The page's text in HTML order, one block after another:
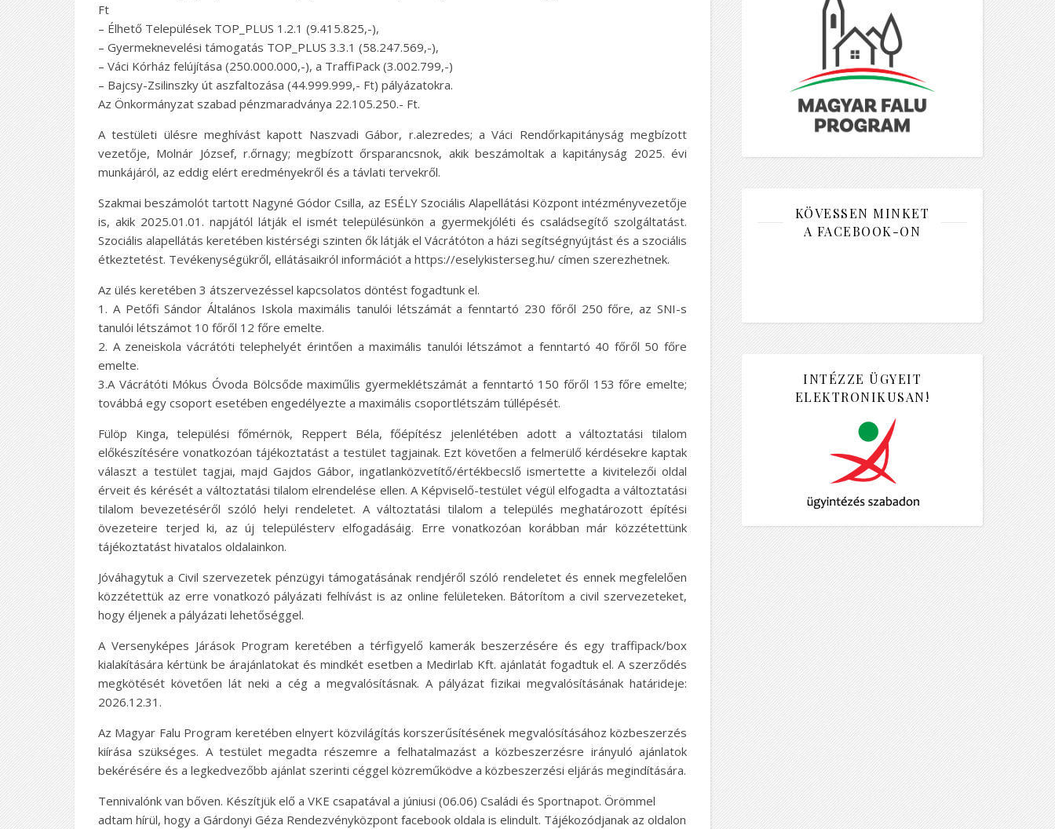
Ft
– Élhető Települések TOP_PLUS 1.2.1 (9.415.825,-),
– Gyermeknevelési támogatás TOP_PLUS 3.3.1 (58.247.569,-),
– Váci Kórház felújítása (250.000.000,-), a TraffiPack (3.002.799,-)
– Bajcsy-Zsilinszky út aszfaltozása (44.999.999,- Ft) pályázatokra.
Az Önkormányzat szabad pénzmaradványa 22.105.250.- Ft.
A testületi ülésre meghívást kapott Naszvadi Gábor, r.alezredes; a Váci Rendőrkapitányság megbízott
vezetője, Molnár József, r.őrnagy; megbízott őrsparancsnok, akik beszámoltak a kapitányság 2025. évi
munkájáról, az eddig elért eredményekről és a távlati tervekről.
Szakmai beszámolót tartott Nagyné Gódor Csilla, az ESÉLY Szociális Alapellátási Központ intézményvezetője
is, akik 2025.01.01. napjától látják el ismét településünkön a gyermekjóléti és családsegítő szolgáltatást.
Szociális alapellátás keretében kistérségi szinten ők látják el Vácrátóton a házi segítségnyújtást és a szociális
étkeztetést. Tevékenységükről, ellátásaikról információt a https://eselykisterseg.hu/ címen szerezhetnek.
Az ülés keretében 3 átszervezéssel kapcsolatos döntést fogadtunk el.
1. A Petőfi Sándor Általános Iskola maximális tanulói létszámát a fenntartó 230 főről 250 főre, az SNI-s
tanulói létszámot 10 főről 12 főre emelte.
2. A zeneiskola vácrátóti telephelyét érintően a maximális tanulói létszámot a fenntartó 40 főről 50 főre
emelte.
3.A Vácrátóti Mókus Óvoda Bölcsőde maximűlis gyermeklétszámát a fenntartó 150 főről 153 főre emelte;
továbbá egy csoport esetében engedélyezte a maximális csoportlétszám túllépését.
Fülöp Kinga, települési főmérnök, Reppert Béla, főépítész jelenlétében adott a változtatási tilalom
előkészítésére vonatkozóan tájékoztatást a testület tagjainak. Ezt követően a felmerülő kérdésekre kaptak
választ a testület tagjai, majd Gajdos Gábor, ingatlanközvetítő/értékbecslő ismertette a kivitelezői oldal
érveit és kérését a változtatási tilalom elrendelése ellen. A Képviselő-testület végül elfogadta a változtatási
tilalom bevezetéséről szóló helyi rendeletet. A változtatási tilalom a település meghatározott építési
övezeteire terjed ki, az új településterv elfogadásáig. Erre vonatkozóan korábban már közzétettünk
tájékoztatást hivatalos oldalainkon.
Jóváhagytuk a Civil szervezetek pénzügyi támogatásának rendjéről szóló rendeletet és ennek megfelelően
közzétettük az erre vonatkozó pályázati felhívást is az online felületeken. Bátorítom a civil szervezeteket,
hogy éljenek a pályázati lehetőséggel.
A Versenyképes Járások Program keretében a térfigyelő kamerák beszerzésére és egy traffipack/box
kialakítására kértünk be árajánlatokat és mindkét esetben a Medirlab Kft. ajánlatát fogadtuk el. A szerződés
megkötését követően lát neki a cég a megvalósításnak. A pályázat fizikai megvalósításának határideje:
2026.12.31.
Az Magyar Falu Program keretében elnyert közvilágítás korszerűsítésének megvalósításához közbeszerzés
kiírása szükséges. A testület megadta részemre a felhatalmazást a közbeszerzésre irányuló ajánlatok
bekérésére és a legkedvezőbb ajánlat szerinti céggel közreműködve a közbeszerzési eljárás megindítására.
Tennivalónk van bőven. Készítjük elő a VKE csapatával a júniusi (06.06) Családi és Sportnapot. Örömmel
adtam hírül, hogy a Gárdonyi Géza Rendezvényközpont facebook oldala is elindult. Tájékozódjanak az oldalon
KÖVESSEN MINKET
A FACEBOOK-ON
INTÉZZE ÜGYEIT
ELEKTRONIKUSAN!